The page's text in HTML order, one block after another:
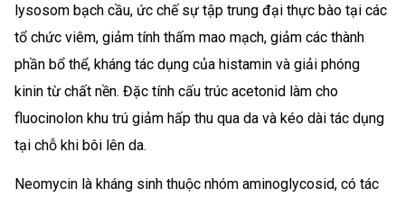
lysosom bạch cầu, ức chế sự tập trung đại thực bào tại các
tổ chức viêm, giảm tính thấm mao mạch, giảm các thành
phần bổ thể, kháng tác dụng của histamin và giải phóng
kinin từ chất nền. Đặc tính cấu trúc acetonid làm cho
fluocinolon khu trú giảm hấp thu qua da và kéo dài tác dụng
tại chỗ khi bôi lên da.
Neomycin là kháng sinh thuộc nhóm aminoglycosid, có tác